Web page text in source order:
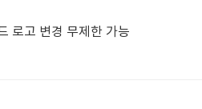
로고 변경 무제한 가능